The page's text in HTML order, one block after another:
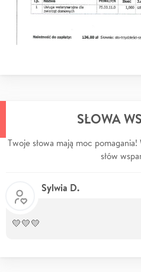
SŁOWA
Twoje słowa mają moc
słów
Sylwia D.
💛💛💛